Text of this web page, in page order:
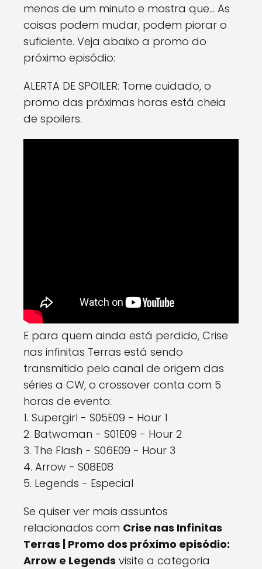
menos de um minuto e mostra que... As
coisas podem mudar, podem piorar o
suficiente. Veja abaixo a promo do
próximo episódio:
ALERTA DE SPOILER: Tome cuidado, o
promo das próximas horas está cheia
de spoilers.
E para quem ainda está perdido, Crise
nas infinitas Terras está sendo
transmitido pelo canal de origem das
séries a CW, o crossover conta com 5
horas de evento:
1. Supergirl - S05E09 - Hour 1
2. Batwoman - S01E09 - Hour 2
3. The Flash - S06E09 - Hour 3
4. Arrow - S08E08
5. Legends - Especial
Se quiser ver mais assuntos
relacionados com Crise nas Infinitas
Terras | Promo dos próximo episódio:
Arrow e Legends visite a categoria